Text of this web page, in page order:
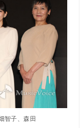
智子、森田